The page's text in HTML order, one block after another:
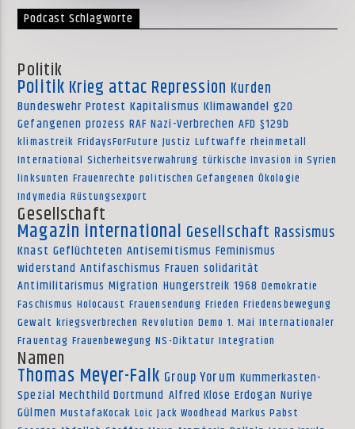
Podcast Schlagworte
Politik
Politik Krieg attac Repression Kurden
Bundeswehr Protest Kapitalismus Klimawandel g20
Gefangenen prozess RAF Nazi-Verbrechen AFD §129b
klimastreik FridaysForFuture Justiz Luftwaffe rheinmetall
International Sicherheitsverwahrung türkische Invasion in Syrien
linksunten Frauenrechte politischen Gefangenen Ökologie
Indymedia Rüstungsexport
Gesellschaft
Magazin international Gesellschaft Rassismus
Knast Geflüchteten Antisemitismus Feminismus
widerstand Antifaschismus Frauen solidarität
Antimilitarismus Migration Hungerstreik 1968 Demokratie
Faschismus Holocaust Frauensendung Frieden Friedensbewegung
Gewalt kriegsverbrechen Revolution Demo 1. Mai Internationaler
Frauentag Frauenbewegung NS-Diktatur Integration
Namen
Thomas Meyer-Falk Group Yorum Kummerkasten-
Spezial Mechthild Dortmund Alfred Klose Erdogan Nuriye
Gülmen MustafaKocak Loic Jack Woodhead Markus Pabst